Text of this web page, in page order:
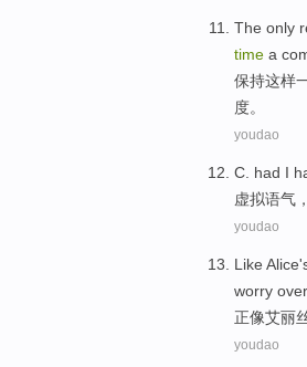
The only
time a
保持这样
度。
youdao
C. had I
虚拟语气 ，
youdao
Like Alice
worry over
正像艾丽
youdao